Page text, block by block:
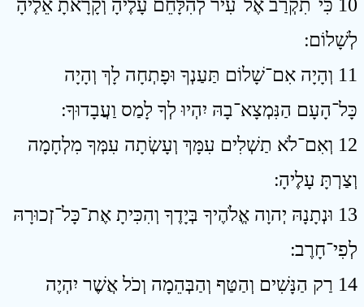
10 כִּי־תִקְרַב אֶל־עִיר לְהִלָּחֵם עָלֶיהָ וְקָרָאתָ אֵלֶיהָ
לְשָׁלוֹם ׃
11 וְהָיָה אִם־שָׁלוֹם תַּעַנְךָ וּפָתְחָה לָךְ וְהָיָה
כָּל־הָעָם הַנִּמְצָא־בָהּ יִהְיוּ לְךָ לָמַס וַעֲבָדוּךָ ׃
12 וְאִם־לֹא תַשְׁלִים עִמָּךְ וְעָשְׂתָה עִמְּךָ מִלְחָמָה
וְצַרְתָּ עָלֶיהָ ׃
13 וּנְתָנָהּ יְהוָה אֱלֹהֶיךָ בְּיָדֶךָ וְהִכִּיתָ אֶת־כָּל־זְכוּרָהּ
לְפִי־חָרֶב ׃
14 רַק הַנָּשִׁים וְהַטַּף וְהַבְּהֵמָה וְכֹל אֲשֶׁר יִהְיֶה